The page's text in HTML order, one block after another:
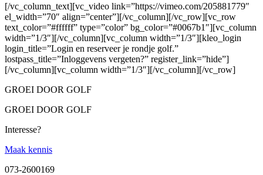
[/vc_column_text][vc_video link=”https://vimeo.com/205881779″
el_width=”70″ align=”center”][/vc_column][/vc_row][vc_row
text_color=”#ffffff” type=”color” bg_color=”#0067b1″][vc_column
width=”1/3″][/vc_column][vc_column width=”1/3″][kleo_login
login_title=”Login en reserveer je rondje golf.”
lostpass_title=”Inloggevens vergeten?” register_link=”hide”]
[/vc_column][vc_column width=”1/3″][/vc_column][/vc_row]
GROEI DOOR GOLF
GROEI DOOR GOLF
Interesse?
Maak kennis
073-2600169